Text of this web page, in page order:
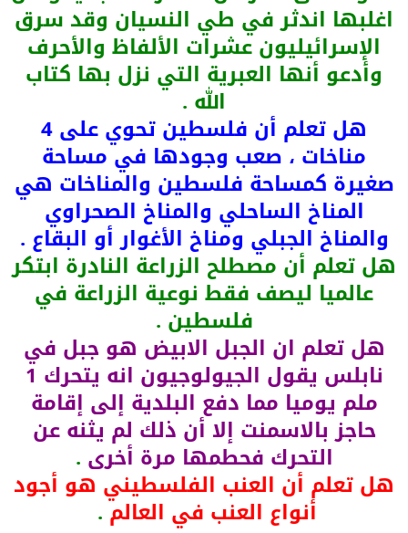
اغلبها اندثر في طي النسيان وقد سرق
الإسرائيليون عشرات الألفاظ والأحرف
وأدعو أنها العبرية التي نزل بها كتاب
الله .
هل تعلم أن فلسطين تحوي على 4
مناخات ، صعب وجودها في مساحة
صغيرة كمساحة فلسطين والمناخات هي
المناخ الساحلي والمناخ الصحراوي
والمناخ الجبلي ومناخ الأغوار أو البقاع .
هل تعلم أن مصطلح الزراعة النادرة ابتكر
عالميا ليصف فقط نوعية الزراعة في
فلسطين .
هل تعلم ان الجبل الابيض هو جبل في
نابلس يقول الجيولوجيون انه يتحرك 1
ملم يوميا مما دفع البلدية إلى إقامة
حاجز بالاسمنت إلا أن ذلك لم يثنه عن
التحرك فحطمها مرة أخرى .
هل تعلم أن العنب الفلسطيني هو أجود
أنواع العنب في العالم.